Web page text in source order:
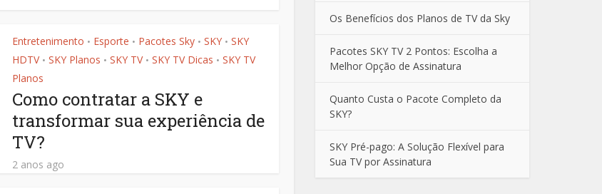
Entretenimento • Esporte • Pacotes Sky • SKY • SKY
HDTV • SKY Planos • SKY TV • SKY TV Dicas • SKY TV
Planos
Como contratar a SKY e
transformar sua experiência de
TV?
2 anos ago
Os Benefícios dos Planos de TV da Sky
Pacotes SKY TV 2 Pontos: Escolha a
Melhor Opção de Assinatura
Quanto Custa o Pacote Completo da
SKY?
SKY Pré-pago: A Solução Flexível para
Sua TV por Assinatura